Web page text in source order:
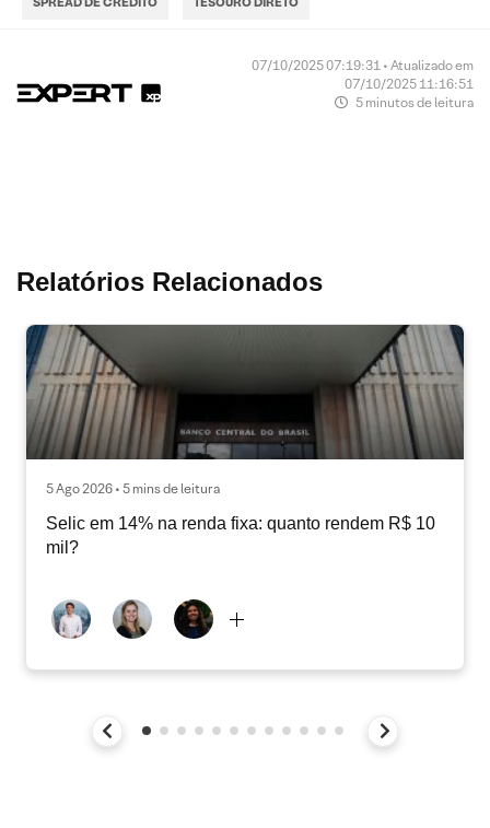
07/10/2025 07:19:31 • Atualizado em
07/10/2025 11:16:51
5 minutos de leitura
Relatórios Relacionados
5 Ago 2026 • 5 mins de leitura
Selic em 14% na renda fixa: quanto rendem R$ 10
mil?